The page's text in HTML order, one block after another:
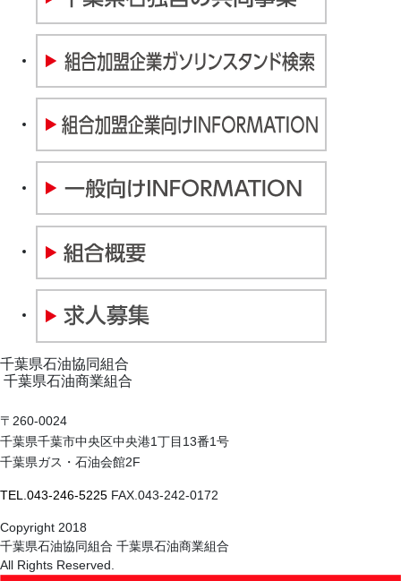
千葉県石油協同組合
千葉県石油商業組合
〒260-0024
千葉県千葉市中央区中央港1丁目13番1号
千葉県ガス・石油会館2F
TEL.043-246-5225 FAX.043-242-0172
Copyright 2018
千葉県石油協同組合 千葉県石油商業組合
All Rights Reserved.